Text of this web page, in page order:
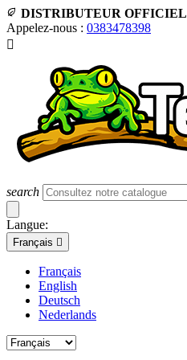
DISTRIBUTEUR OFFICIEL
Appelez-nous : 0383478398

search
Langue:
Français 
Français
English
Deutsch
Nederlands